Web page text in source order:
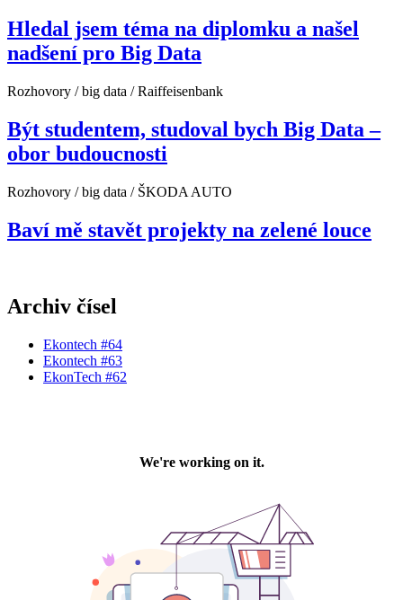
Hledal jsem téma na diplomku a našel
nadšení pro Big Data
Rozhovory / big data / Raiffeisenbank
Být studentem, studoval bych Big Data –
obor budoucnosti
Rozhovory / big data / ŠKODA AUTO
Baví mě stavět projekty na zelené louce
Archiv čísel
Ekontech #64
Ekontech #63
EkonTech #62